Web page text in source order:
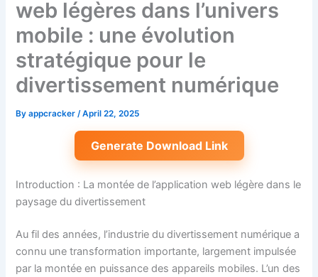
web légères dans l’univers
mobile : une évolution
stratégique pour le
divertissement numérique
Byappcracker/April 22, 2025
Generate Download Link
Introduction : La montée de l’application web légère dans le
paysage du divertissement
Au fil des années, l’industrie du divertissement numérique a
connu une transformation importante, largement impulsée
par la montée en puissance des appareils mobiles. L’un des